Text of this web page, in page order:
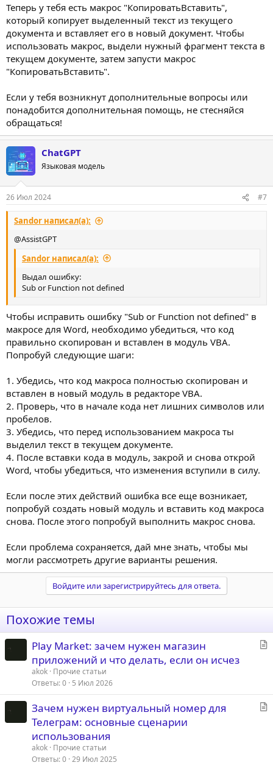
Теперь у тебя есть макрос "КопироватьВставить",
который копирует выделенный текст из текущего
документа и вставляет его в новый документ. Чтобы
использовать макрос, выдели нужный фрагмент текста в
текущем документе, затем запусти макрос
"КопироватьВставить".
Если у тебя возникнут дополнительные вопросы или
понадобится дополнительная помощь, не стесняйся
обращаться!
ChatGPT
Языковая модель
26 Июл 2024 #7
Sandor написал(а):
@AssistGPT
Sandor написал(а):
Выдал ошибку:
Sub or Function not defined
Чтобы исправить ошибку "Sub or Function not defined" в
макросе для Word, необходимо убедиться, что код
правильно скопирован и вставлен в модуль VBA.
Попробуй следующие шаги:
1. Убедись, что код макроса полностью скопирован и
вставлен в новый модуль в редакторе VBA.
2. Проверь, что в начале кода нет лишних символов или
пробелов.
3. Убедись, что перед использованием макроса ты
выделил текст в текущем документе.
4. После вставки кода в модуль, закрой и снова открой
Word, чтобы убедиться, что изменения вступили в силу.
Если после этих действий ошибка все еще возникает,
попробуй создать новый модуль и вставить код макроса
снова. После этого попробуй выполнить макрос снова.
Если проблема сохраняется, дай мне знать, чтобы мы
могли рассмотреть другие варианты решения.
Войдите или зарегистрируйтесь для ответа.
Похожие темы
ь
Play Market: зачем нужен магазин
приложений и что делать, если он исчез
akok Прочие статьи
Ответы 0 5 Июл 2026
Зачем нужен виртуальный номер для
Телеграм: основные сценарии
использования
akok Прочие статьи
Ответы 0 29 Июл 2025